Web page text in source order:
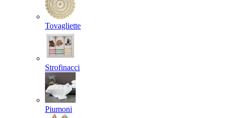
Tovagliette
Strofinacci
Piumoni